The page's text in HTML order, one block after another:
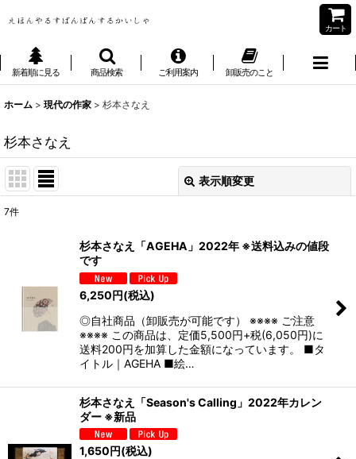
カート
新着順に見る 商品検索 ご利用案内 卸販売のこと
ホーム > 現代の作家 > 杉本さなえ
杉本さなえ
表示順変更
絞り込む
7件
杉本さなえ「AGEHA」2022年 ※送料込みの値段
です
6,250円(税込)
◎自社商品（卸販売が可能です） ※※※※ ご注意
※※※※ この商品は、定価5,500円+税(6,050円)に
送料200円を加算した金額になっています。 ■タ
イトル｜AGEHA ■絵…
杉本さなえ「Season's Calling」2022年カレン
ダー ※新品
1,650円(税込)